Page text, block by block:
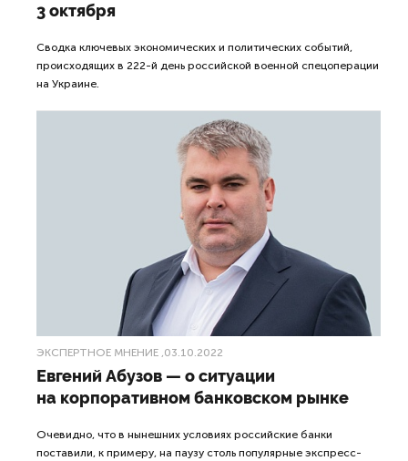
3 октября
Сводка ключевых экономических и политических событий,
происходящих в 222-й день российской военной спецоперации
на Украине.
ЭКСПЕРТНОЕ МНЕНИЕ ,03.10.2022
Евгений Абузов — о ситуации
на корпоративном банковском рынке
Очевидно, что в нынешних условиях российские банки
поставили, к примеру, на паузу столь популярные экспресс-